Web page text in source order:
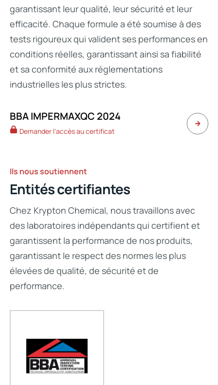
garantissant leur qualité, leur sécurité et leur
efficacité. Chaque formule a été soumise à des
tests rigoureux qui valident ses performances en
conditions réelles, garantissant ainsi sa fiabilité
et sa conformité aux réglementations
industrielles les plus strictes.
BBA IMPERMAXQC 2024
Demander l'accès au certificat
Ils nous soutiennent
Entités certifiantes
Chez Krypton Chemical, nous travaillons avec
des laboratoires indépendants qui certifient et
garantissent la performance de nos produits,
garantissant le respect des normes les plus
élevées de qualité, de sécurité et de
performance.